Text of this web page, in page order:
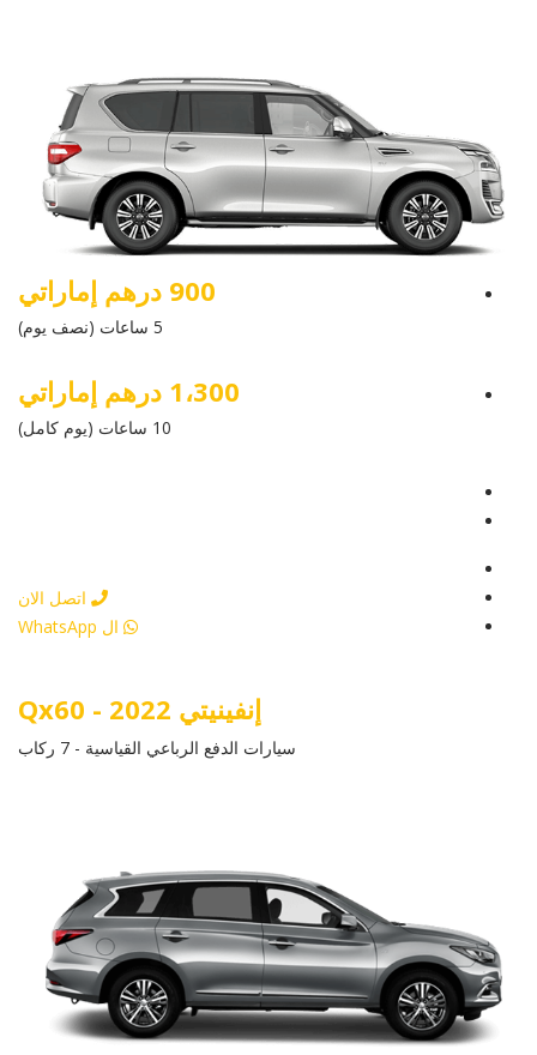
900 درهم إماراتي
5 ساعات (نصف يوم)
1،300 درهم إماراتي
10 ساعات (يوم كامل)
اتصل الان
ال WhatsApp
إنفينيتي Qx60 - 2022
سيارات الدفع الرباعي القياسية - 7 ركاب